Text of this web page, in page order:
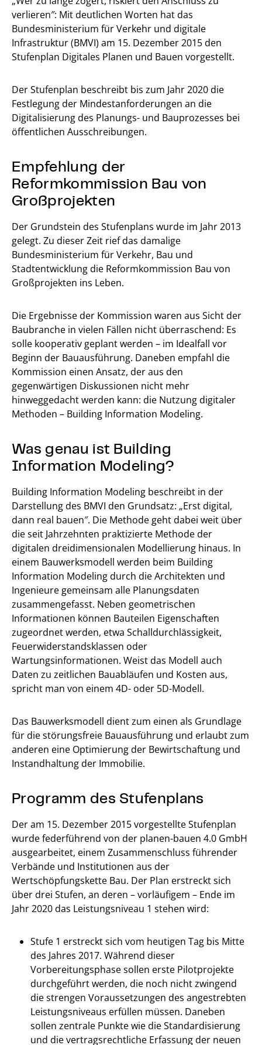
verlieren″: Mit deutlichen Worten hat das
Bundesministerium für Verkehr und digitale
Infrastruktur (BMVI) am 15. Dezember 2015 den
Stufenplan Digitales Planen und Bauen vorgestellt.
Der Stufenplan beschreibt bis zum Jahr 2020 die
Festlegung der Mindestanforderungen an die
Digitalisierung des Planungs- und Bauprozesses bei
öffentlichen Ausschreibungen.
Empfehlung der
Reformkommission Bau von
Großprojekten
Der Grundstein des Stufenplans wurde im Jahr 2013
gelegt. Zu dieser Zeit rief das damalige
Bundesministerium für Verkehr, Bau und
Stadtentwicklung die Reformkommission Bau von
Großprojekten ins Leben.
Die Ergebnisse der Kommission waren aus Sicht der
Baubranche in vielen Fällen nicht überraschend: Es
solle kooperativ geplant werden – im Idealfall vor
Beginn der Bauausführung. Daneben empfahl die
Kommission einen Ansatz, der aus den
gegenwärtigen Diskussionen nicht mehr
hinweggedacht werden kann: die Nutzung digitaler
Methoden – Building Information Modeling.
Was genau ist Building
Information Modeling?
Building Information Modeling beschreibt in der
Darstellung des BMVI den Grundsatz: „Erst digital,
dann real bauen″. Die Methode geht dabei weit über
die seit Jahrzehnten praktizierte Methode der
digitalen dreidimensionalen Modellierung hinaus. In
einem Bauwerksmodell werden beim Building
Information Modeling durch die Architekten und
Ingenieure gemeinsam alle Planungsdaten
zusammengefasst. Neben geometrischen
Informationen können Bauteilen Eigenschaften
zugeordnet werden, etwa Schalldurchlässigkeit,
Feuerwiderstandsklassen oder
Wartungsinformationen. Weist das Modell auch
Daten zu zeitlichen Bauabläufen und Kosten aus,
spricht man von einem 4D- oder 5D-Modell.
Das Bauwerksmodell dient zum einen als Grundlage
für die störungsfreie Bauausführung und erlaubt zum
anderen eine Optimierung der Bewirtschaftung und
Instandhaltung der Immobilie.
Programm des Stufenplans
Der am 15. Dezember 2015 vorgestellte Stufenplan
wurde federführend von der planen-bauen 4.0 GmbH
ausgearbeitet, einem Zusammenschluss führender
Verbände und Institutionen aus der
Wertschöpfungskette Bau. Der Plan erstreckt sich
über drei Stufen, an deren – vorläufigem – Ende im
Jahr 2020 das Leistungsniveau 1 stehen wird:
Stufe 1 erstreckt sich vom heutigen Tag bis Mitte
des Jahres 2017. Während dieser
Vorbereitungsphase sollen erste Pilotprojekte
durchgeführt werden, die noch nicht zwingend
die strengen Voraussetzungen des angestrebten
Leistungsniveaus erfüllen müssen. Daneben
sollen zentrale Punkte wie die Standardisierung
und die vertragsrechtliche Erfassung der neuen